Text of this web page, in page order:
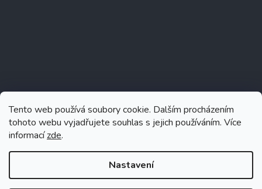
Tento web používá soubory cookie. Dalším procházením
tohoto webu vyjadřujete souhlas s jejich používáním. Více
informacízde.
Nastavení
Sledovat na Instagramu